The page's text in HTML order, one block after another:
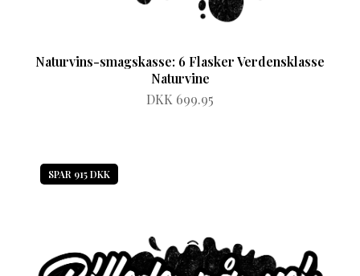
Naturvins-smagskasse: 6 Flasker Verdensklasse
Naturvine
DKK 699.95
SPAR 915 DKK